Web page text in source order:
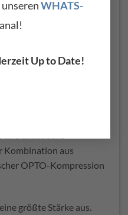
WHATS-
Up to Date!
Kombination aus
OPTO-Kompression
größte Stärke aus.